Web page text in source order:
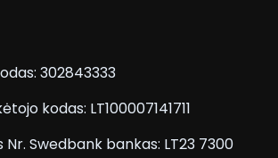
302843333
kodas: LT100007141711
Nr. Swedbank bankas: LT23 7300